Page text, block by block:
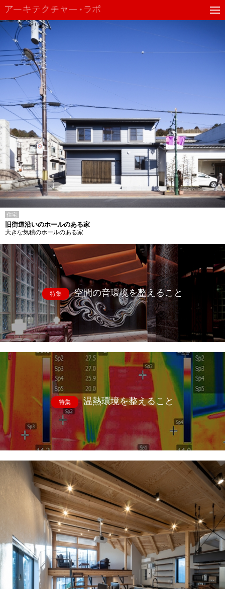
住宅
旧街道沿いのホールのある家
大きな気積のホールのある家
特集 空間の音環境を整えること
特集 温熱環境を整えること